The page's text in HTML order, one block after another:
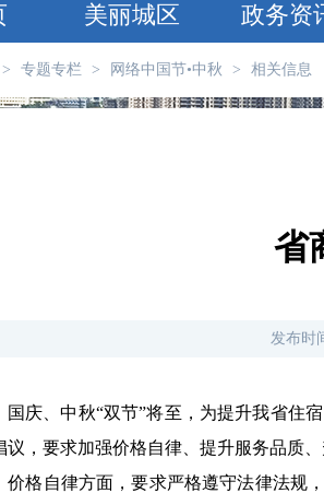
美丽城区 政务资
> 专题专栏 > 网络中国节•中秋 > 相关信息
省
发布时
国庆、中秋“双节”将至，为提升我省住
议，要求加强价格自律、提升服务品质
自律方面，要求严格遵守法律法规，